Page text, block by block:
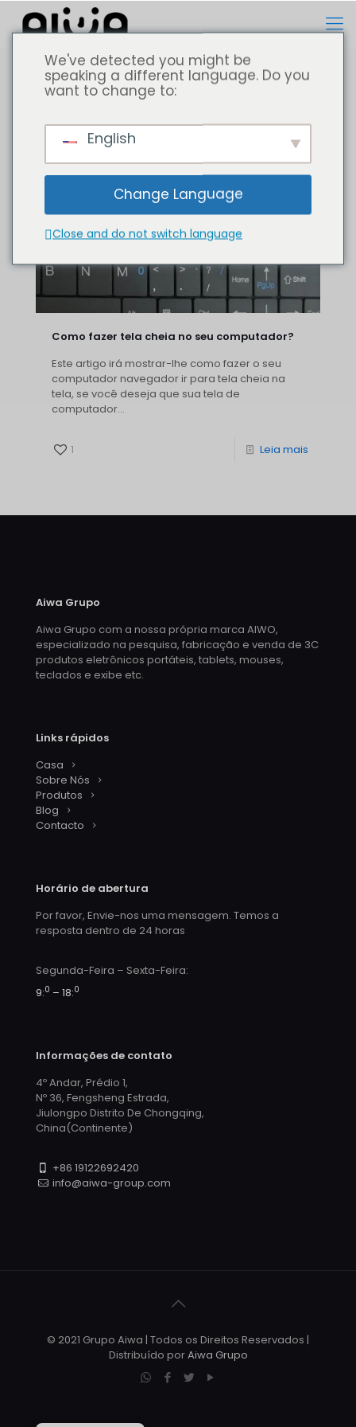
Todos Computador portátil
Como fazer tela cheia no seu computador?
Este artigo irá mostrar-lhe como fazer o seu
computador navegador ir para tela cheia na
tela, se você deseja que sua tela de
computador...
1 Leia mais
Aiwa Grupo
Aiwa Grupo com a nossa própria marca AIWO,
especializado na pesquisa, fabricação e venda de 3C
produtos eletrônicos portáteis, tablets, mouses,
teclados e exibe etc.
Links rápidos
Casa
Sobre Nós
Produtos
Blog
Contacto
Horário de abertura
Por favor, Envie-nos uma mensagem. Temos a
resposta dentro de 24 horas
Segunda-Feira – Sexta-Feira:
9:0 – 18:0
Informações de contato
4º Andar, Prédio 1,
Nº 36, Fengsheng Estrada,
Jiulongpo Distrito De Chongqing,
China(Continente)
+86 19122692420
info@aiwa-group.com
© 2021 Grupo Aiwa | Todos os Direitos Reservados |
Distribuído porAiwa Grupo
We've detected you might be
speaking a different language. Do you
want to change to:
English
Change Language
Close and do not switch language